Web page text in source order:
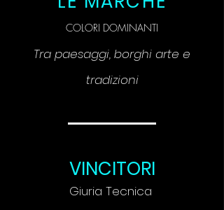
COLORI DOMINANTI
Tra paesaggi, borghi arte e
tradizioni
VINCITORI
Giuria Tecnica